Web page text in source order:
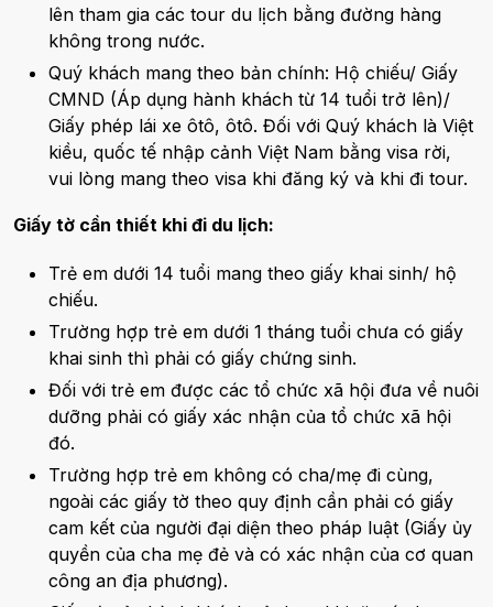
lên tham gia các tour du lịch bằng đường hàng
không trong nước.
Quý khách mang theo bản chính: Hộ chiếu/ Giấy
CMND (Áp dụng hành khách từ 14 tuổi trở lên)/
Giấy phép lái xe ôtô, ôtô. Đối với Quý khách là Việt
kiều, quốc tế nhập cảnh Việt Nam bằng visa rời,
vui lòng mang theo visa khi đăng ký và khi đi tour.
Giấy tờ cần thiết khi đi du lịch:
Trẻ em dưới 14 tuổi mang theo giấy khai sinh/ hộ
chiếu.
Trường hợp trẻ em dưới 1 tháng tuổi chưa có giấy
khai sinh thì phải có giấy chứng sinh.
Đối với trẻ em được các tổ chức xã hội đưa về nuôi
dưỡng phải có giấy xác nhận của tổ chức xã hội
đó.
Trường hợp trẻ em không có cha/mẹ đi cùng,
ngoài các giấy tờ theo quy định cần phải có giấy
cam kết của người đại diện theo pháp luật (Giấy ủy
quyền của cha mẹ đẻ và có xác nhận của cơ quan
công an địa phương).